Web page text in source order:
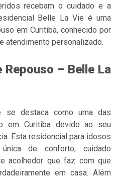
recebam o cuidado e a
Belle La Vie é uma
em Curitiba, conhecido por
atendimento personalizado.
– Belle La
se destaca como uma das
em Curitiba devido ao seu
Esta residencial para idosos
de conforto, cuidado
acolhedor que faz com que
em casa. Além